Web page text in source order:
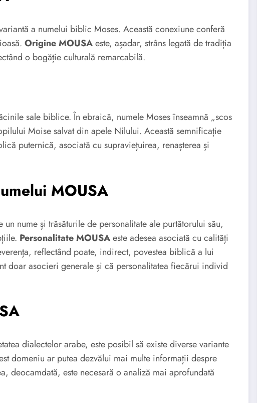
a numelui biblic Moses. Această conexiune conferă
Origine MOUSAeste, așadar, strâns legată de tradiția
o bogăție culturală remarcabilă.
sale biblice. În ebraică, numele Moses înseamnă „scos
Moise salvat din apele Nilului. Această semnificație
puternică, asociată cu supraviețuirea, renașterea și
MOUSA
nume și trăsăturile de personalitate ale purtătorului său,
Personalitate MOUSAeste adesea asociată cu calități
reflectând poate, indirect, povestea biblică a lui
doar asocieri generale și că personalitatea fiecărui individ
dialectelor arabe, este posibil să existe diverse variante
domeniu ar putea dezvălui mai multe informații despre
deocamdată, este necesară o analiză mai aprofundată